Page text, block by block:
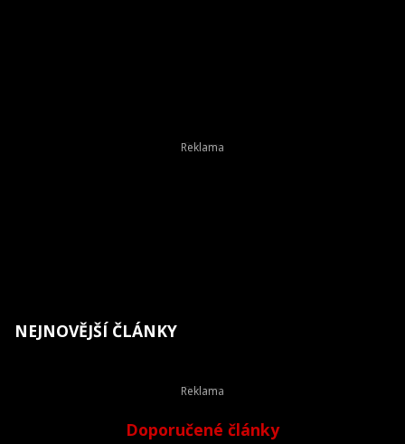
NEJNOVĚJŠÍ ČLÁNKY
Doporučené články